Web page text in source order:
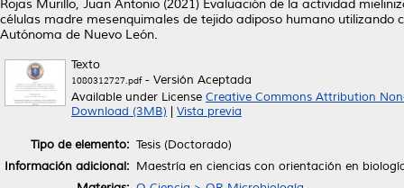
Rojas Murillo, Juan Antonio (2021) Evaluación de la actividad
células madre mesenquimales de tejido adiposo humano utilizando
Autónoma de Nuevo León.
Texto
1080312727.pdf- Versión Aceptada
Available under License Creative Commons Attribution
Download (3MB)
Vista previa
Tipo de elemento: Tesis (Doctorado)
Información adicional: Maestría en ciencias con orientación en